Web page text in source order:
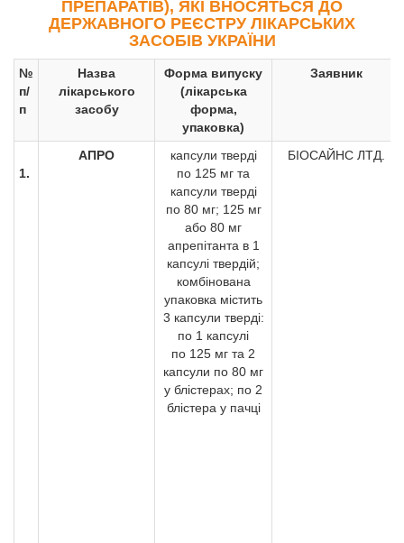
ПРЕПАРАТІВ), ЯКІ ВНОСЯТЬСЯ ДО
ДЕРЖАВНОГО РЕЄСТРУ ЛІКАРСЬКИХ
ЗАСОБІВ УКРАЇНИ
№
п/
п
Назва
лікарського
засобу
Форма випуску
(лікарська
форма,
упаковка)
Заявник
1.
АПРО
капсули тверді
по 125 мг та
капсули тверді
по 80 мг; 125 мг
або 80 мг
апрепітанта в 1
капсулі твердій;
комбінована
упаковка містить
3 капсули тверді:
по 1 капсулі
по 125 мг та 2
капсули по 80 мг
у блістерах; по 2
блістера у пачці
БІОСАЙНС ЛТД.